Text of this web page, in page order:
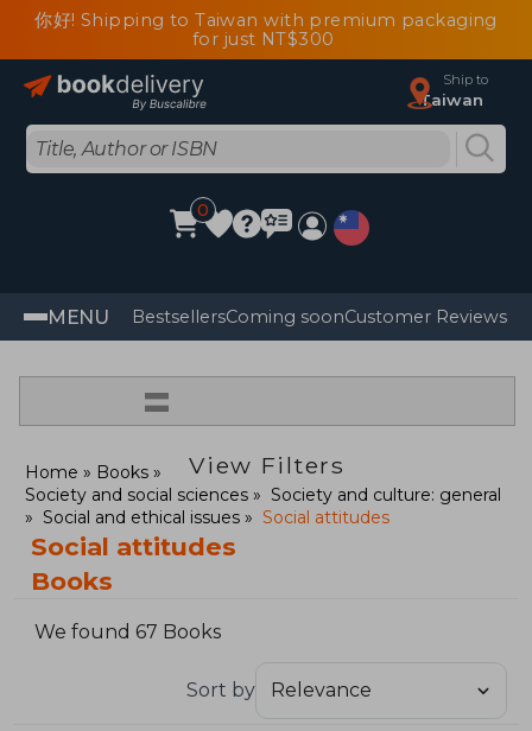
你好! Shipping to Taiwan with premium packaging
for just NT$300
Ship to
Taiwan
0
MENU BestsellersComing soonCustomer Reviews
=
View Filters
Home
Books
Society and social sciences
Society and culture: general
Social and ethical issues
Social attitudes
Social attitudes
Books
We found 67 Books
Sort by